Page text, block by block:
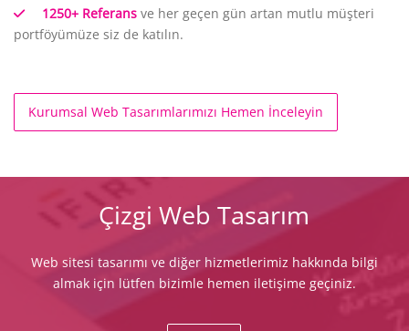
1250+ Referans ve her geçen gün artan mutlu müşteri
portföyümüze siz de katılın.
Kurumsal Web Tasarımlarımızı Hemen İnceleyin
Çizgi Web Tasarım
Web sitesi tasarımı ve diğer hizmetlerimiz hakkında bilgi
almak için lütfen bizimle hemen iletişime geçiniz.